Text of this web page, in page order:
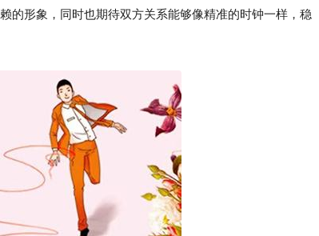
的形象，同时也期待双方关系能够像精准的时钟一样，稳